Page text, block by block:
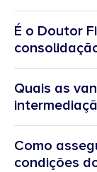
É o Doutor
Quais as
Como
condições